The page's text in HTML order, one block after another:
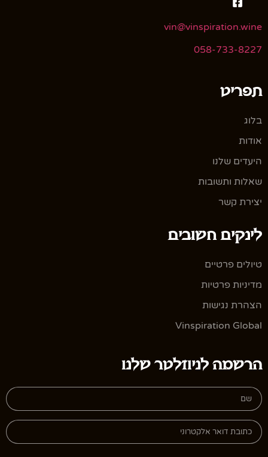
vin@vinspiration.wine
058-733-8227
תפריט
בלוג
אודות
היעדים שלנו
שאלות ותשובות
יצירת קשר
לינקים חשובים
טיולים פרטיים
מדיניות פרטיות
הצהרת נגישות
Vinspiration Global
הרשמה לניוזלטר שלנו